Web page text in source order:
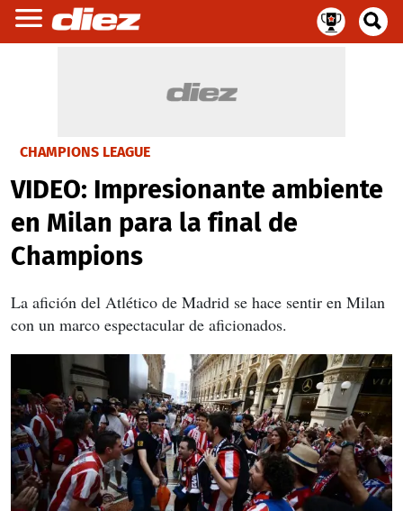
CHAMPIONS LEAGUE
VIDEO: Impresionante ambiente
en Milan para la final de
Champions
La afición del Atlético de Madrid se hace sentir en Milan
con un marco espectacular de aficionados.